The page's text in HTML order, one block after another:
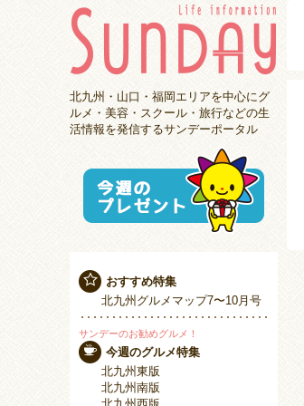
北九州・山口・福岡エリアを中心にグ
ルメ・美容・スクール・旅行などの生
活情報を発信するサンデーポータル
おすすめ特集
北九州グルメマップ7〜10月号
サンデーのお勧めグルメ！
今週のグルメ特集
北九州東版
北九州南版